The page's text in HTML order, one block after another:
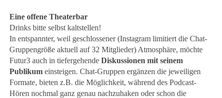
Eine offene Theaterbar
Drinks bitte selbst kaltstellen!
In entspannter, weil geschlossener (Instagram limitiert die Chat-
Gruppengröße aktuell auf 32 Mitglieder) Atmosphäre, möchte
Futur3 auch in tiefergehendeDiskussionen mit seinem
Publikum einsteigen. Chat-Gruppen ergänzen die jeweiligen
Formate, bieten z.B. die Möglichkeit, während des Podcast-
Hören nochmal ganz genau nachzuhaken oder schon die